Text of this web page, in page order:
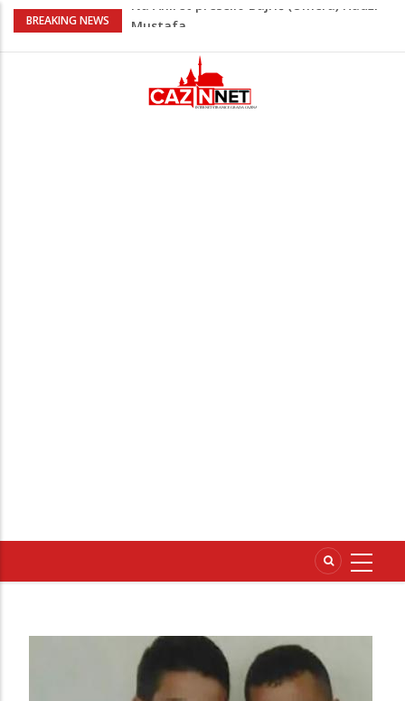
BREAKING NEWS
AŽURIRANO: Ubistvo u Bosanskoj Krupi:
osumnjičeni uhapšen
Horde zla neće u Mostar: Žestoko
prozvali rukovodstvo FK Sarajevo